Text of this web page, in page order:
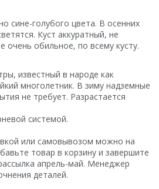
сине-голубого цвета. В осенних
Куст аккуратный, не
очень обильное, по всему кусту.
известный в народе как
многолетник. В зиму надземные
не требует. Разрастается
системой.
или самовывозом можно на
товар в корзину и завершите
апрель-май. Менеджер
деталей.